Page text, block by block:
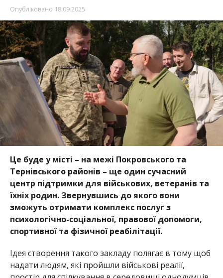
Опубліковано 18.09.2025
Це буде у місті – на межі Покровського та
Тернівського районів – ще один сучасний
центр підтримки для військових, ветеранів та
їхніх родин. Звернувшись до якого вони
зможуть отримати комплекс послуг з
психологічно-соціальної, правової допомоги,
спортивної та фізичної реабілітації.
Ідея створення такого закладу полягає в тому щоб
надати людям, які пройшли військові реалії,